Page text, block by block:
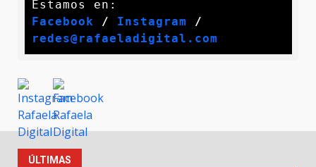
Facebook / Instagram /
redes@rafaeladigital.com
ÚLTIMAS